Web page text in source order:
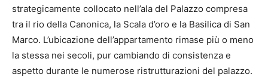
strategicamente collocato nell’ala del Palazzo compresa
tra il rio della Canonica, la Scala d’oro e la Basilica di San
Marco. L’ubicazione dell’appartamento rimase più o meno
la stessa nei secoli, pur cambiando di consistenza e
aspetto durante le numerose ristrutturazioni del palazzo.